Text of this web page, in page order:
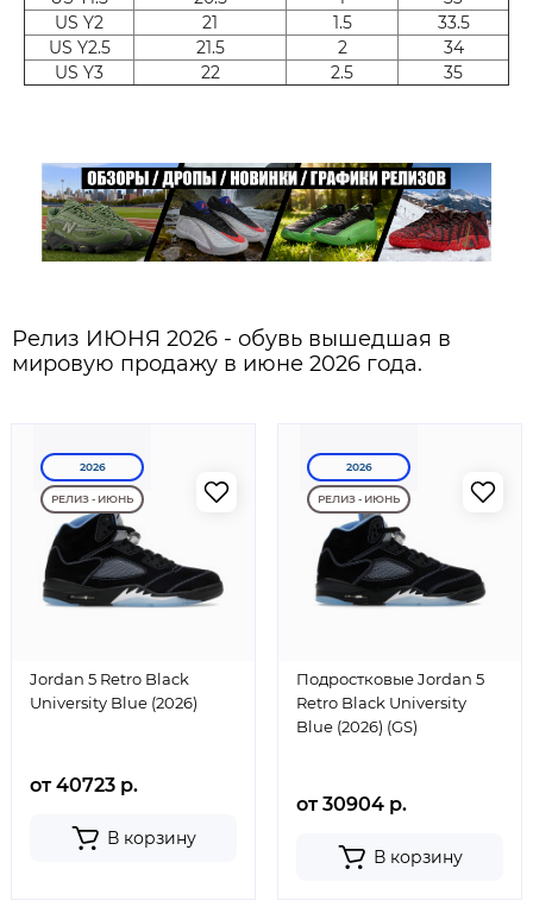
US Y2
21 1.5
33.5
US Y2.5
21.5 2
34
US Y3
22 2.5 35
Релиз ИЮНЯ 2026 - обувь вышедшая в
мировую продажу в июне 2026 года.
2026
РЕЛИЗ - ИЮНЬ
Jordan 5 Retro Black
University Blue (2026)
от 40723 р.
В корзину
2026
РЕЛИЗ - ИЮНЬ
Подростковые Jordan 5
Retro Black University
Blue (2026) (GS)
от 30904 р.
В корзину